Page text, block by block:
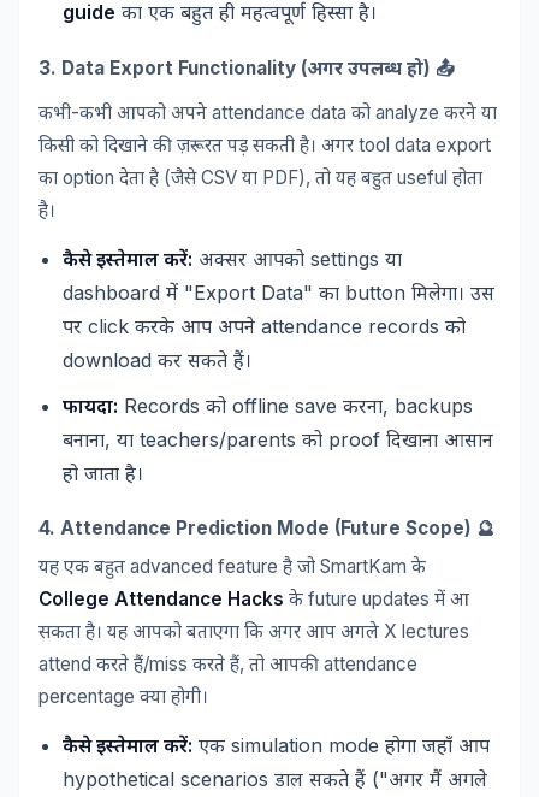
guide का एक बहुत ही महत्वपूर्ण हिस्सा है।
3. Data Export Functionality (अगर उपलब्ध हो) 📤
कभी-कभी आपको अपने attendance data को analyze करने या
किसी को दिखाने की ज़रूरत पड़ सकती है। अगर tool data export
का option देता है (जैसेCSV या PDF), तो यह बहुत useful होता
है।
कैसेइस्तेमालकरें: अक्सर आपको settings या
dashboard में "Export Data" का button मिलेगा। उस
पर click करके आप अपने attendance records को
download कर सकते हैं।
फायदा: Records को offline save करना, backups
बनाना, या teachers/parents को proof दिखाना आसान
हो जाता है।
4. Attendance Prediction Mode (Future Scope) 🔮
यह एक बहुत advanced feature है जो SmartKam के
College Attendance Hacks के future updates में आ
सकता है। यह आपको बताएगा कि अगर आप अगले X lectures
attend करते हैं/miss करते हैं, तो आपकी attendance
percentage क्या होगी।
कैसेइस्तेमालकरें: एक simulation mode होगा जहाँ आप
hypothetical scenarios डाल सकते हैं ("अगर मैं अगले